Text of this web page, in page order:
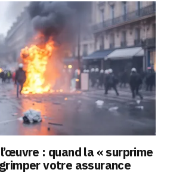
: quand la « surprime
votre assurance